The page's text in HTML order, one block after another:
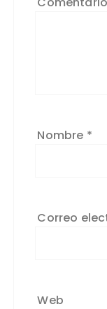
Nombre *
Correo
Web